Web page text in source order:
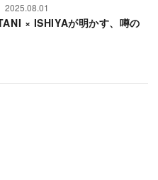
2025.08.01
× ISHIYAが明かす、噂の